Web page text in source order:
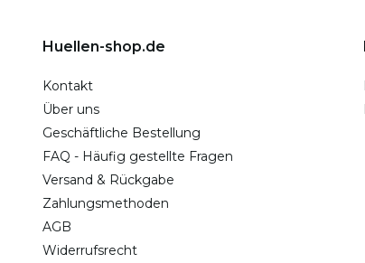
Huellen-shop.de
Kontakt
Über uns
Geschäftliche Bestellung
FAQ - Häufig gestellte Fragen
Versand & Rückgabe
Zahlungsmethoden
AGB
Widerrufsrecht